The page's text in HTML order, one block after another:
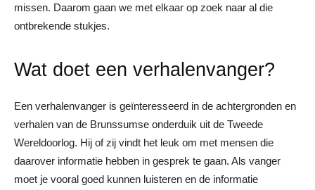
missen. Daarom gaan we met elkaar op zoek naar al die
ontbrekende stukjes.
Wat doet een verhalenvanger?
Een verhalenvanger is geïnteresseerd in de achtergronden en
verhalen van de Brunssumse onderduik uit de Tweede
Wereldoorlog. Hij of zij vindt het leuk om met mensen die
daarover informatie hebben in gesprek te gaan. Als vanger
moet je vooral goed kunnen luisteren en de informatie